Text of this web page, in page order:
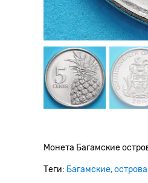
Монета Багамские
Теги: Багамские острова